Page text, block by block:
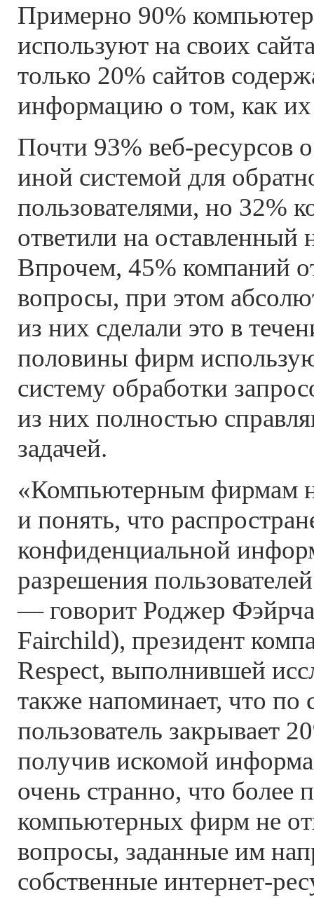
Примерно 90%
используют на своих
только 20% сайтов
информацию о том, как
Почти 93% веб-ресурсов
иной системой для
пользователями, но 32%
ответили на оставленный
Впрочем, 45% компаний
вопросы, при этом
из них сделали это в
половины фирм
систему обработки
из них полностью
задачей.
«Компьютерным фирмам
и понять, что
конфиденциальной
разрешения
— говорит Роджер
Fairchild), президент
Respect, выполнившей
также напоминает, что по
пользователь закрывает
получив искомой
очень странно, что более
компьютерных фирм не
вопросы, заданные им
собственные интернет-